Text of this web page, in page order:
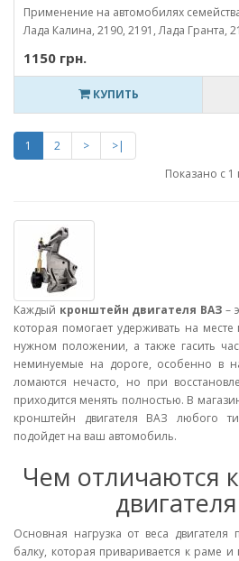
Применение на автомобилях
Лада Калина, 2190, 2191, Лада Гранта,
1150 грн.
КУПИТЬ
1 2 >
>|
Показано с 1
Каждый кронштейн двигателя ВАЗ –
которая помогает удерживать на
нужном положении, а также гасить
неминуемые на дороге, особенно в
ломаются нечасто, но при
приходится менять полностью. В
кронштейн двигателя ВАЗ любого
подойдет на ваш автомобиль.
Чем отличаются
Основная нагрузка от веса
балку, которая приваривается к раме и